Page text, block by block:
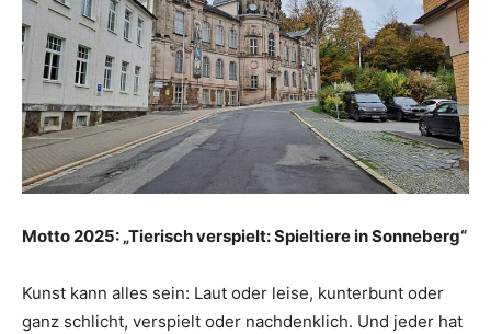
Motto 2025: „Tierisch verspielt: Spieltiere in Sonneberg“
Kunst kann alles sein: Laut oder leise, kunterbunt oder
ganz schlicht, verspielt oder nachdenklich. Und jeder hat